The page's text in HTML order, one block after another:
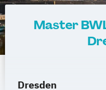
Master
Dresden